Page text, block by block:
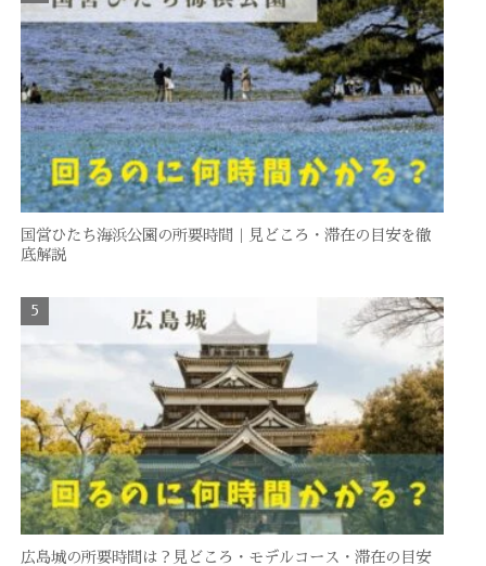
国営ひたち海浜公園の所要時間｜見どころ・滞在の目安を徹
底解説
広島城の所要時間は？見どころ・モデルコース・滞在の目安